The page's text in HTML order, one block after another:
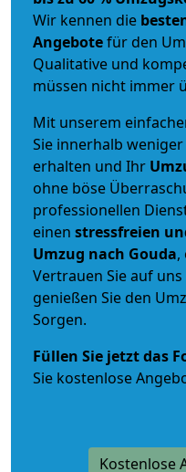
Wir kennen die
Angebotefür den
Qualitative und
müssen nicht immer
Mit unserem
Sie innerhalb
erhalten und Ihr
ohne böse
professionellen
einen stressfreien
Umzug nach Gouda,
Vertrauen Sie auf
genießen Sie den
Sorgen.
Füllen Sie jetzt das
Sie kostenlose
Kostenlose